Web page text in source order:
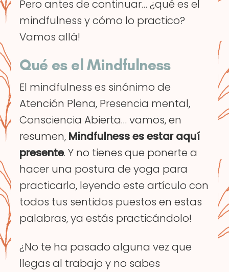
Pero antes de continuar… ¿qué es el
mindfulness y cómo lo practico?
Vamos allá!
Qué es el Mindfulness
El mindfulness es sinónimo de
Atención Plena, Presencia mental,
Consciencia Abierta… vamos, en
resumen, Mindfulness es estar aquí
presente. Y no tienes que ponerte a
hacer una postura de yoga para
practicarlo, leyendo este artículo con
todos tus sentidos puestos en estas
palabras, ya estás practicándolo!
¿No te ha pasado alguna vez que
llegas al trabajo y no sabes